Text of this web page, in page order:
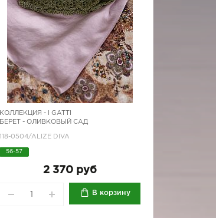
КОЛЛЕКЦИЯ -
I GATTI
БЕРЕТ - ОЛИВКОВЫЙ САД
118-0504/ALIZE DIVA
56-57
2 370 руб
В корзину